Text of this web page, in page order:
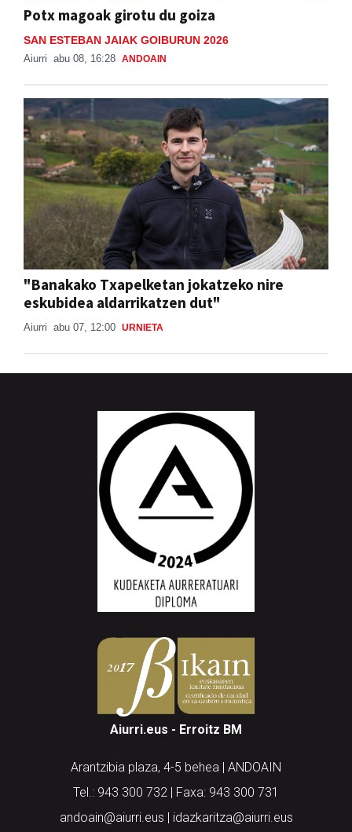
Potx magoak girotu du goiza
SAN ESTEBAN JAIAK GOIBURUN 2026
Aiurri abu 08, 16:28 ANDOAIN
"Banakako Txapelketan jokatzeko nire
eskubidea aldarrikatzen dut"
Aiurri abu 07, 12:00 URNIETA
Aiurri.eus - Erroitz BM
Arantzibia plaza, 4-5 behea | ANDOAIN
Tel.: 943 300 732 | Faxa: 943 300 731
andoain@aiurri.eus | idazkaritza@aiurri.eus